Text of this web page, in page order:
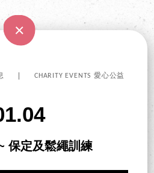
CHARITY EVENTS 愛心公益
保定及鬆繩訓練